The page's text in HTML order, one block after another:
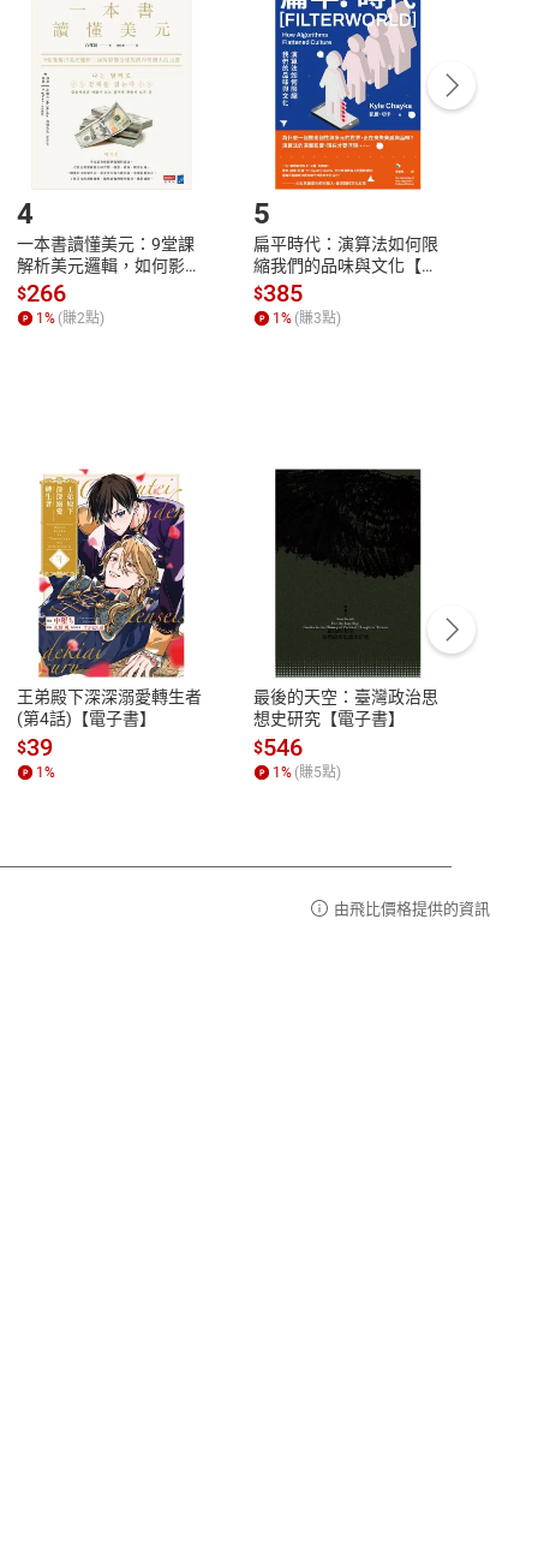
點選「瀏覽訂單明細」 「申請取消訂單/退
貨。
Payment Complete
號，下載書籍後看書
性
參
客服資訊
服務時間：週一到週五 10:00-12:00、
13:00-17:00 (國定假日及例假日休息)
客服電話：0080-1857077
4
一本書讀懂美元：9堂課
解析美元邏輯，如何影響
全球經濟和每個人的投資
【電子書】
$266
1% (賺2點)
5
扁平時代：演算法如何限
縮我們的品味與文化【電
子書】
$385
1% (賺3點)
王弟殿下深深溺愛轉生者
(第4話)【電子書】
$39
1%
最後的天空：臺灣政治思
想史研究【電子書】
$546
1% (賺5點)
由飛比價格提供的資訊